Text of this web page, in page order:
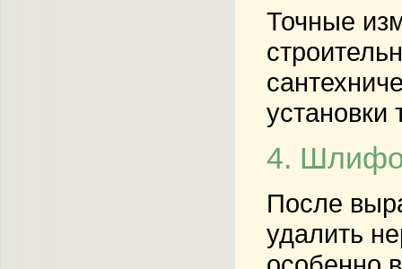
Точные
4.
После
удалить